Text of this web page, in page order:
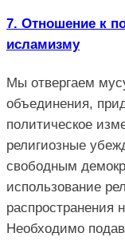
7. Отношение к
исламизму
Мы отвергаем
объединения,
политическое
религиозные
свободным
использование
распространения
Необходимо